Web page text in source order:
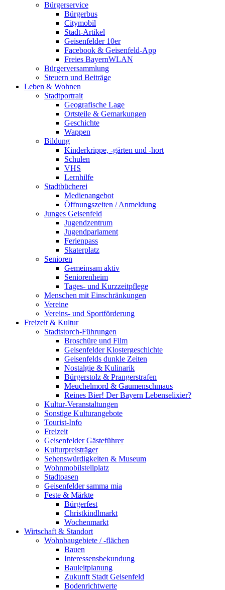
Bürgerservice
Bürgerbus
Citymobil
Stadt-Artikel
Geisenfelder 10er
Facebook & Geisenfeld-App
Freies BayernWLAN
Bürgerversammlung
Steuern und Beiträge
Leben & Wohnen
Stadtportrait
Geografische Lage
Ortsteile & Gemarkungen
Geschichte
Wappen
Bildung
Kinderkrippe, -gärten und -hort
Schulen
VHS
Lernhilfe
Stadtbücherei
Medienangebot
Öffnungszeiten / Anmeldung
Junges Geisenfeld
Jugendzentrum
Jugendparlament
Ferienpass
Skaterplatz
Senioren
Gemeinsam aktiv
Seniorenheim
Tages- und Kurzzeitpflege
Menschen mit Einschränkungen
Vereine
Vereins- und Sportförderung
Freizeit & Kultur
Stadtstorch-Führungen
Broschüre und Film
Geisenfelder Klostergeschichte
Geisenfelds dunkle Zeiten
Nostalgie & Kulinarik
Bürgerstolz & Prangerstrafen
Meuchelmord & Gaumenschmaus
Reines Bier! Der Bayern Lebenselixier?
Kultur-Veranstaltungen
Sonstige Kulturangebote
Tourist-Info
Freizeit
Geisenfelder Gästeführer
Kulturpreisträger
Sehenswürdigkeiten & Museum
Wohnmobilstellplatz
Stadtoasen
Geisenfelder samma mia
Feste & Märkte
Bürgerfest
Christkindlmarkt
Wochenmarkt
Wirtschaft & Standort
Wohnbaugebiete / -flächen
Bauen
Interessensbekundung
Bauleitplanung
Zukunft Stadt Geisenfeld
Bodenrichtwerte